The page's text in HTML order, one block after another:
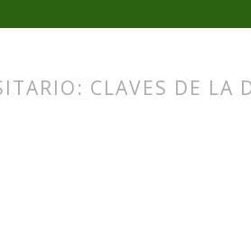
CLAVES DE LA